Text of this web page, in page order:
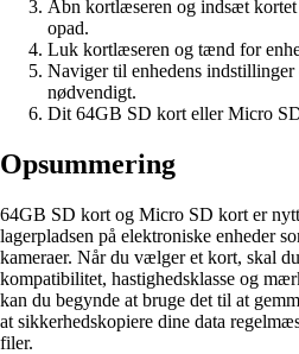
Åbn kortlæseren og indsæt
opad.
Luk kortlæseren og tænd for
Naviger til enhedens
nødvendigt.
Dit 64GB SD kort eller Micro
Opsummering
64GB SD kort og Micro SD kort er
lagerpladsen på elektroniske enheder
kameraer. Når du vælger et kort, skal
kompatibilitet, hastighedsklasse og
kan du begynde at bruge det til at
at sikkerhedskopiere dine data
filer.